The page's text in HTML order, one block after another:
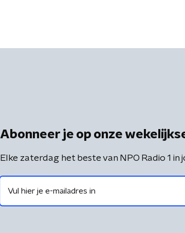
Abonneer je op onze
Elke zaterdag het beste van NPO Radio 1 in